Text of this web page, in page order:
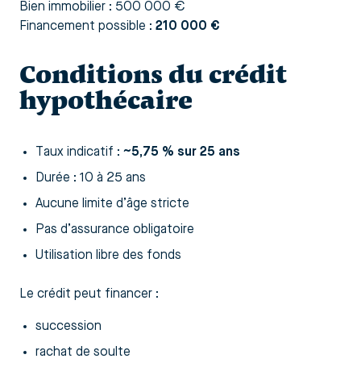
Bien immobilier : 500 000 €
Financement possible : 210 000 €
Conditions du crédit
hypothécaire
Taux indicatif : ~5,75 % sur 25 ans
Durée : 10 à 25 ans
Aucune limite d’âge stricte
Pas d’assurance obligatoire
Utilisation libre des fonds
Le crédit peut financer :
succession
rachat de soulte